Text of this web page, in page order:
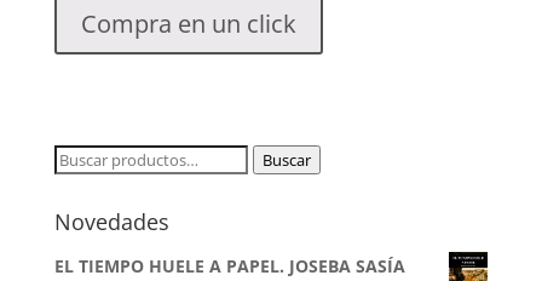
Compra en un click
Buscar
Buscar
Novedades
EL TIEMPO HUELE A PAPEL. JOSEBA SASÍA